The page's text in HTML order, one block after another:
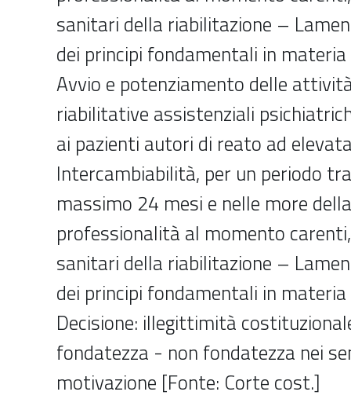
sanitari della riabilitazione –
dei principi fondamentali in
Avvio e potenziamento delle
riabilitative assistenziali
ai pazienti autori di reato ad
Intercambiabilità, per un periodo
massimo 24 mesi e nelle more
professionalità al momento
sanitari della riabilitazione –
dei principi fondamentali in
Decisione: illegittimità
fondatezza - non fondatezza nei
motivazione [Fonte: Corte cost.]